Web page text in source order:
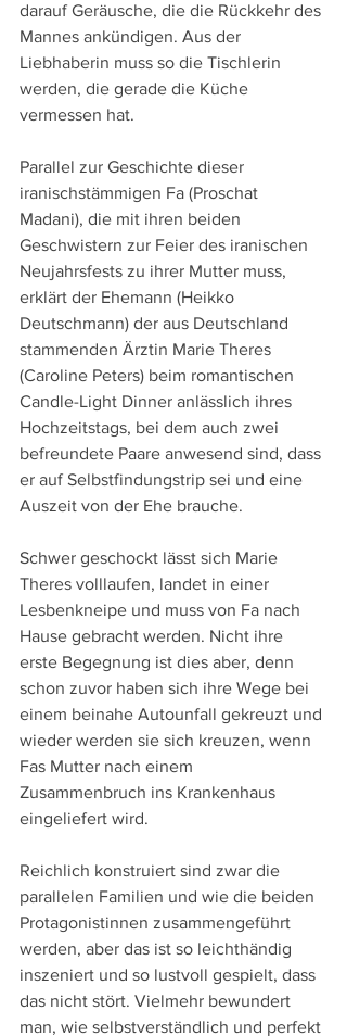
darauf Geräusche, die die Rückkehr des
Mannes ankündigen. Aus der
Liebhaberin muss so die Tischlerin
werden, die gerade die Küche
vermessen hat.
Parallel zur Geschichte dieser
iranischstämmigen Fa (Proschat
Madani), die mit ihren beiden
Geschwistern zur Feier des iranischen
Neujahrsfests zu ihrer Mutter muss,
erklärt der Ehemann (Heikko
Deutschmann) der aus Deutschland
stammenden Ärztin Marie Theres
(Caroline Peters) beim romantischen
Candle-Light Dinner anlässlich ihres
Hochzeitstags, bei dem auch zwei
befreundete Paare anwesend sind, dass
er auf Selbstfindungstrip sei und eine
Auszeit von der Ehe brauche.
Schwer geschockt lässt sich Marie
Theres volllaufen, landet in einer
Lesbenkneipe und muss von Fa nach
Hause gebracht werden. Nicht ihre
erste Begegnung ist dies aber, denn
schon zuvor haben sich ihre Wege bei
einem beinahe Autounfall gekreuzt und
wieder werden sie sich kreuzen, wenn
Fas Mutter nach einem
Zusammenbruch ins Krankenhaus
eingeliefert wird.
Reichlich konstruiert sind zwar die
parallelen Familien und wie die beiden
Protagonistinnen zusammengeführt
werden, aber das ist so leichthändig
inszeniert und so lustvoll gespielt, dass
das nicht stört. Vielmehr bewundert
man, wie selbstverständlich und perfekt